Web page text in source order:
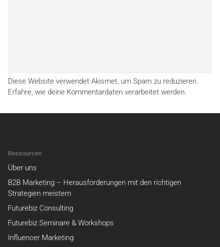
Diese Website verwendet Akismet, um Spam zu reduzieren.
Erfahre, wie deine Kommentardaten verarbeitet werden.
Ressourcen
Über uns
B2B Marketing – Herausforderungen mit den richtigen
Strategien meistern
Futurebiz Consulting
Futurebiz Seminare & Workshops
Influencer Marketing